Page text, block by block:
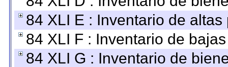
84 XLI E : Inventario de
84 XLI F : Inventario de
84 XLI G : Inventario de